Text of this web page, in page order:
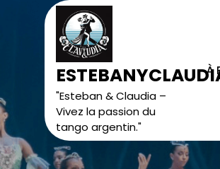
"Esteban & Claudia –
Vivez la passion du
tango argentin."
À